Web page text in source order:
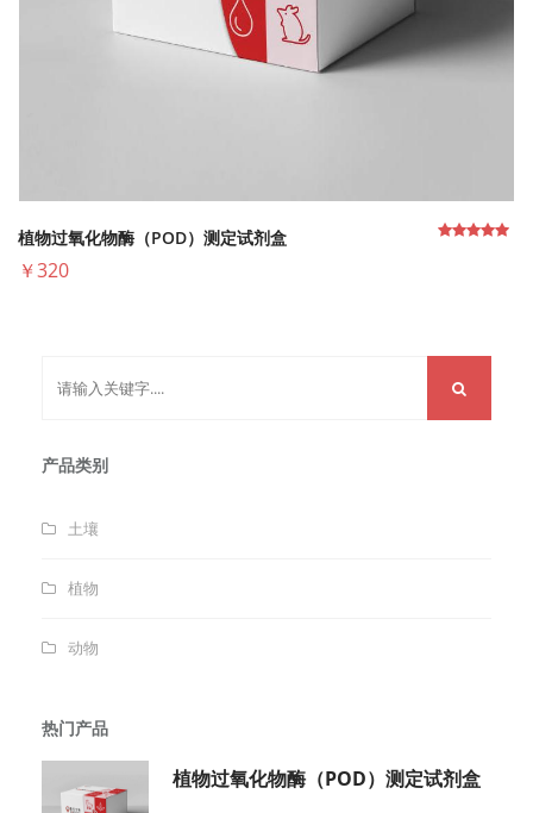
植物过氧化物酶（POD）测定试剂盒
￥320
产品类别
土壤
植物
动物
热门产品
植物过氧化物酶（POD）测定试剂盒